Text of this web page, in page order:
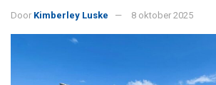
Door Kimberley Luske 8 oktober 2025